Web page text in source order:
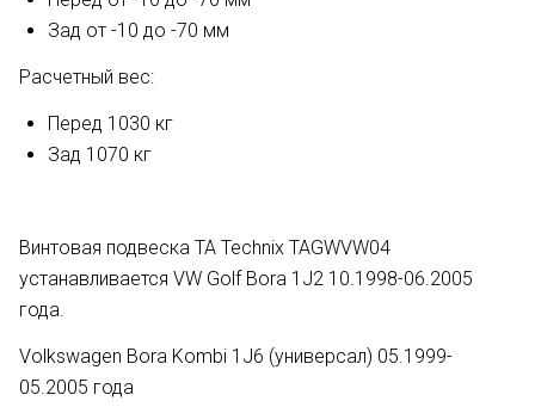
Зад от -10 до -70 мм
Расчетный вес:
Перед 1030 кг
Зад 1070 кг
Винтовая подвеска ТА Technix TAGWVW04
устанавливается VW Golf Bora 1J2 10.1998-06.2005
года.
Volkswagen Bora Kombi 1J6 (универсал) 05.1999-
05.2005 года